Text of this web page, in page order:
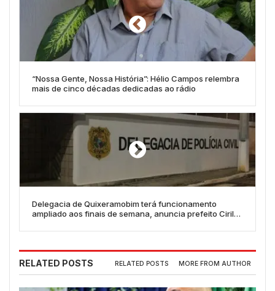
“Nossa Gente, Nossa História”: Hélio Campos relembra
mais de cinco décadas dedicadas ao rádio
Delegacia de Quixeramobim terá funcionamento
ampliado aos finais de semana, anuncia prefeito Cirilo
RELATED POSTS RELATED POSTS MORE FROM AUTHOR